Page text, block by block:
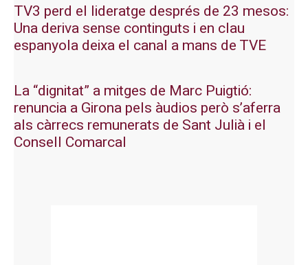
TV3 perd el lideratge després de 23 mesos:
Una deriva sense continguts i en clau
espanyola deixa el canal a mans de TVE
La “dignitat” a mitges de Marc Puigtió:
renuncia a Girona pels àudios però s’aferra
als càrrecs remunerats de Sant Julià i el
Consell Comarcal